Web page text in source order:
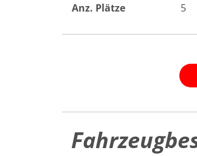
Anz. Plätze
5